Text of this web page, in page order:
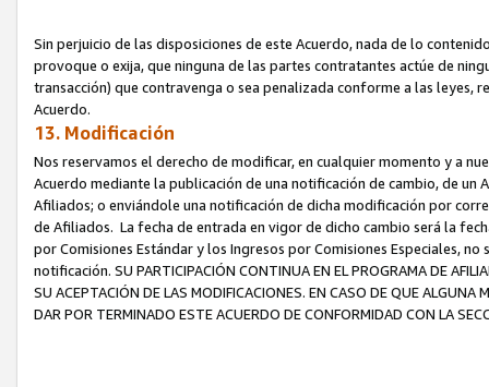
Sin perjuicio de las disposiciones de este Acuerdo, nada de lo
provoque o exija, que ninguna de las partes contratantes actúe de
transacción) que contravenga o sea penalizada conforme a las leyes,
Acuerdo.
13. Modificación
Nos reservamos el derecho de modificar, en cualquier momento y a
Acuerdo mediante la publicación de una notificación de cambio, de
Afiliados; o enviándole una notificación de dicha modificación por
de Afiliados. La fecha de entrada en vigor de dicho cambio será la
por Comisiones Estándar y los Ingresos por Comisiones Especiales,
notificación. SU PARTICIPACIÓN CONTINUA EN EL PROGRAMA DE
SU ACEPTACIÓN DE LAS MODIFICACIONES. EN CASO DE QUE ALGUNA
DAR POR TERMINADO ESTE ACUERDO DE CONFORMIDAD CON LA